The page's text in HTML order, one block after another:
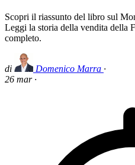
Scopri il riassunto del libro sul
Leggi la storia della vendita della
completo.
di Domenico Marra ·
26 mar ·